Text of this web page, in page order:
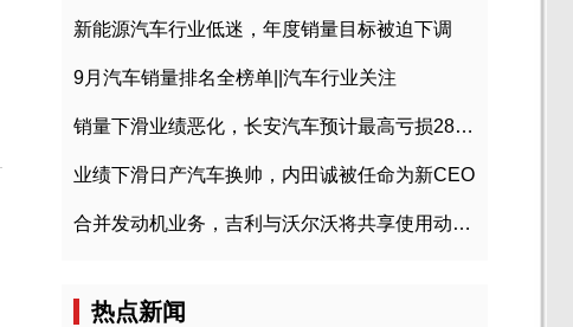
新能源汽车行业低迷，年度销量目标被迫下调
9月汽车销量排名全榜单||汽车行业关注
销量下滑业绩恶化，长安汽车预计最高亏损28亿元
业绩下滑日产汽车换帅，内田诚被任命为新CEO
合并发动机业务，吉利与沃尔沃将共享使用动力总成
热点新闻